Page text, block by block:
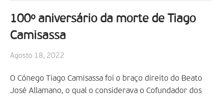
100º aniversário da morte de Tiago
Camisassa
Agosto 18, 2022
O Cónego Tiago Camisassa foi o braço direito do Beato
José Allamano, o qual o considerava o Cofundador dos